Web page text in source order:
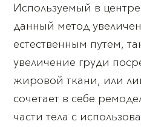
Используемый в
данный метод
естественным путем,
увеличение груди
жировой ткани, или
сочетает в себе
части тела с